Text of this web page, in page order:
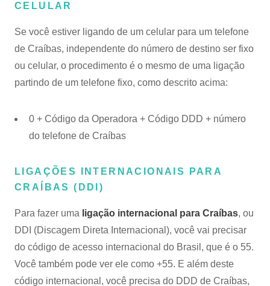
CELULAR
Se você estiver ligando de um celular para um telefone
de Craíbas, independente do número de destino ser fixo
ou celular, o procedimento é o mesmo de uma ligação
partindo de um telefone fixo, como descrito acima:
0 + Código da Operadora + Código DDD + número
do telefone de Craíbas
LIGAÇÕES INTERNACIONAIS PARA
CRAÍBAS (DDI)
Para fazer uma ligação internacional para Craíbas, ou
DDI (Discagem Direta Internacional), você vai precisar
do código de acesso internacional do Brasil, que é o 55.
Você também pode ver ele como +55. E além deste
código internacional, você precisa do DDD de Craíbas,